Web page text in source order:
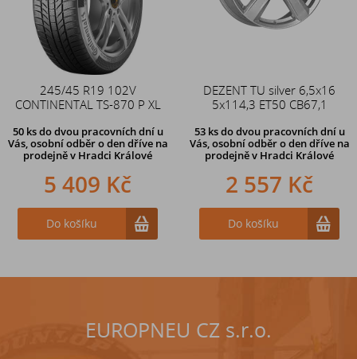
245/45 R19 102V
CONTINENTAL TS-870 P XL
50 ks do dvou pracovních dní u
Vás, osobní odběr o den dřívena
prodejně v Hradci Králové
5 409 Kč
Do košíku
DEZENT TU silver 6,5x16
5x114,3 ET50 CB67,1
53 ks do dvou pracovních dní u
Vás, osobní odběr o den dřívena
prodejně v Hradci Králové
2 557 Kč
Do košíku
Duše 12x4 (4.00-4) kovový
zahnutý ventil TR87
242 Kč
Do košíku
EUROPNEU CZ s.r.o.